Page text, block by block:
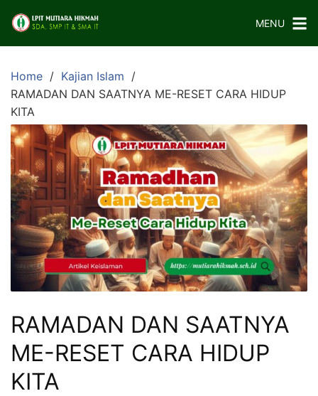
content
MENU
Home
Kajian Islam
RAMADAN DAN SAATNYA ME-RESET CARA HIDUP
KITA
RAMADAN DAN SAATNYA
ME-RESET CARA HIDUP
KITA